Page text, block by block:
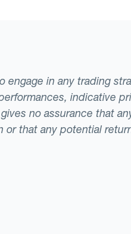
in any trading
indicative
no assurance that
that any potential